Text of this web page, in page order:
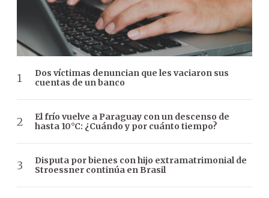
Dos víctimas denuncian que les vaciaron sus
cuentas de un banco
El frío vuelve a Paraguay con un descenso de
hasta 10°C: ¿Cuándo y por cuánto tiempo?
Disputa por bienes con hijo extramatrimonial de
Stroessner continúa en Brasil